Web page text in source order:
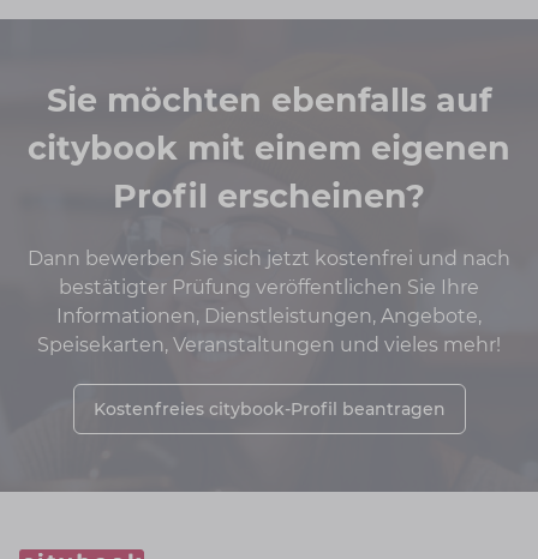
Sie möchten ebenfalls auf
citybook mit einem eigenen
Profil erscheinen?
Dann bewerben Sie sich jetzt kostenfrei und nach
bestätigter Prüfung veröffentlichen Sie Ihre
Informationen, Dienstleistungen, Angebote,
Speisekarten, Veranstaltungen und vieles mehr!
Kostenfreies citybook-Profil beantragen